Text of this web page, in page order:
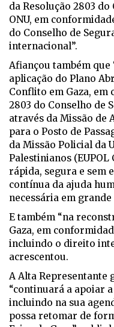
da Resolução 2803
ONU, em
do Conselho de
internacional”.
Afiançou também que
aplicação do Plano
Conflito em Gaza, em
2803 do Conselho de
através da Missão de
para o Posto de
da Missão Policial da
Palestinianos (EUPOL
rápida, segura e sem
contínua da ajuda
necessária em grande
E também “na
Gaza, em
incluindo o direito
acrescentou.
A Alta Representante
“continuará a apoiar
incluindo na sua
possa retomar de